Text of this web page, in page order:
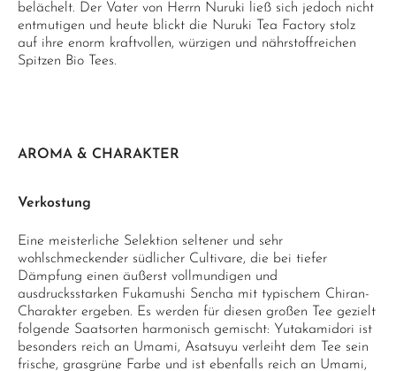
belächelt. Der Vater von Herrn Nuruki ließ sich jedoch nicht
entmutigen und heute blickt die Nuruki Tea Factory stolz
auf ihre enorm kraftvollen, würzigen und nährstoffreichen
Spitzen Bio Tees.
AROMA & CHARAKTER
Verkostung
Eine meisterliche Selektion seltener und sehr
wohlschmeckender südlicher Cultivare, die bei tiefer
Dämpfung einen äußerst vollmundigen und
ausdrucksstarken Fukamushi Sencha mit typischem Chiran-
Charakter ergeben. Es werden für diesen großen Tee gezielt
folgende Saatsorten harmonisch gemischt: Yutakamidori ist
besonders reich an Umami, Asatsuyu verleiht dem Tee sein
frische, grasgrüne Farbe und ist ebenfalls reich an Umami,